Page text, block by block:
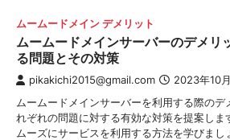
ムームードメイン デメリット
ムームードメインサーバーのデメリ
る問題とその対策
pikakichi2015@gmail.com 2023年10
ムームードメインサーバーを利用する際のデ
れぞれの問題に対する有効な対策を提案しま
ムーズにサービスを利用する方法を学びまし